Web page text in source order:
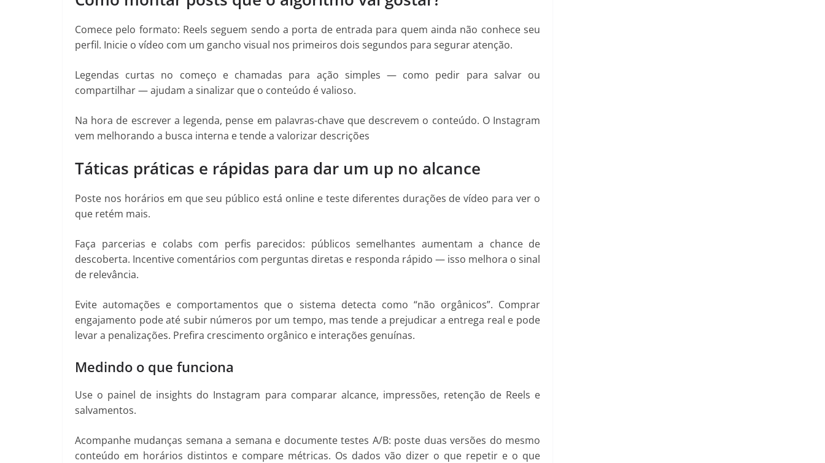
Comece pelo formato: Reels seguem sendo a porta de entrada para quem ainda não conhece seu
perfil. Inicie o vídeo com um gancho visual nos primeiros dois segundos para segurar atenção.
Legendas curtas no começo e chamadas para ação simples — como pedir para salvar ou
compartilhar — ajudam a sinalizar que o conteúdo é valioso.
Na hora de escrever a legenda, pense em palavras-chave que descrevem o conteúdo. O Instagram
vem melhorando a busca interna e tende a valorizar descrições
Táticas práticas e rápidas para dar um up no alcance
Poste nos horários em que seu público está online e teste diferentes durações de vídeo para ver o
que retém mais.
Faça parcerias e colabs com perfis parecidos: públicos semelhantes aumentam a chance de
descoberta. Incentive comentários com perguntas diretas e responda rápido — isso melhora o sinal
de relevância.
Evite automações e comportamentos que o sistema detecta como “não orgânicos”. Comprar
engajamento pode até subir números por um tempo, mas tende a prejudicar a entrega real e pode
levar a penalizações. Prefira crescimento orgânico e interações genuínas.
Medindo o que funciona
Use o painel de insights do Instagram para comparar alcance, impressões, retenção de Reels e
salvamentos.
Acompanhe mudanças semana a semana e documente testes A/B: poste duas versões do mesmo
conteúdo em horários distintos e compare métricas. Os dados vão dizer o que repetir e o que